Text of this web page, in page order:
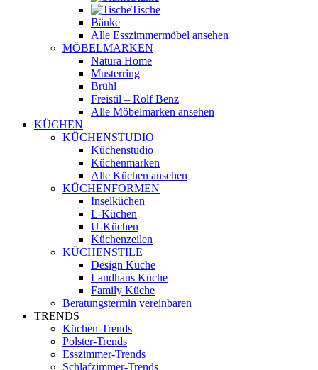
Tische
Bänke
Alle Esszimmermöbel ansehen
MÖBELMARKEN
Natura Home
Musterring
Brühl
Freistil – Rolf Benz
Alle Möbelmarken ansehen
KÜCHEN
KÜCHENSTUDIO
Küchenstudio
Küchenmarken
Alle Küchen ansehen
KÜCHENFORMEN
Inselküchen
L-Küchen
U-Küchen
Küchenzeilen
KÜCHENSTILE
Design Küche
Landhaus Küche
Family Küche
Beratungstermin vereinbaren
TRENDS
Küchen-Trends
Polster-Trends
Esszimmer-Trends
Schlafzimmer-Trends